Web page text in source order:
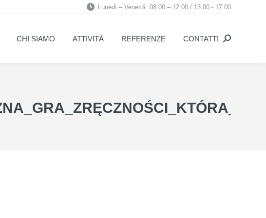
Lunedì – Venerdì: 08:00 – 12:00 / 13:00 - 17:00
CHI SIAMO ATTIVITÀ REFERENZE CONTATTI Search:
CHI SIAMO ATTIVITÀ REFERENZE CONTATTI